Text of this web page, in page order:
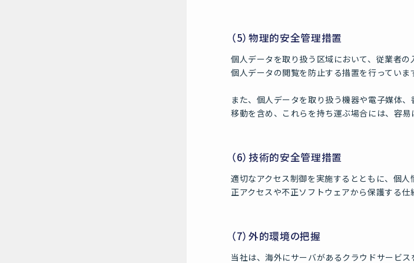
（5）物理的安全管理措置
個人データを取り扱う区域において、従業者
個人データの閲覧を防止する措置を行っていま
また、個人データを取り扱う機器や電子媒体
移動を含め、これらを持ち運ぶ場合には、容
（6）技術的安全管理措置
適切なアクセス制御を実施するとともに、個
正アクセスや不正ソフトウェアから保護する仕
（7）外的環境の把握
当社は、海外にサーバがあるクラウドサービ